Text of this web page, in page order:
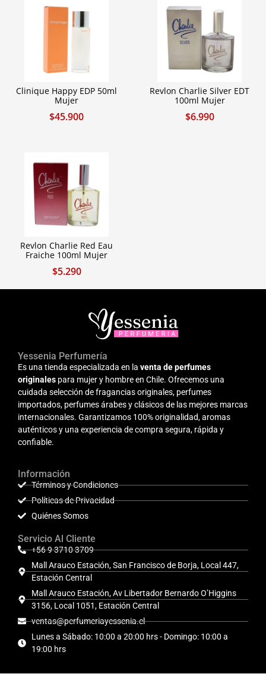
Clinique Happy EDP 50ml
Mujer
$45.900
Revlon Charlie Silver EDT
100ml Mujer
$6.990
Revlon Charlie Red Eau
Fraiche 100ml Mujer
$5.290
Yessenia Perfumería
Es una tienda especializada en la venta de perfumes
originales para mujer y hombre en Chile. Ofrecemos una
cuidada selección de fragancias originales, perfumes
importados, perfumes árabes y clásicos de las mejores marcas
internacionales. Garantizamos 100% originalidad, aromas
auténticos y una experiencia de compra segura, rápida y
confiable.
Información
Términos y Condiciones
Políticas de Privacidad
Quiénes Somos
Servicio Al Cliente
+56 9 3710 3709
Mall Arauco Estación, San Francisco de Borja, Local 447,
Estación Central
Mall Arauco Estación, Av Libertador Bernardo O’Higgins
3156, Local 1051, Estación Central
ventas@perfumeriayessenia.cl
Lunes a Sábado: 10:00 a 20:00 hrs - Domingo: 10:00 a
19:00 hrs